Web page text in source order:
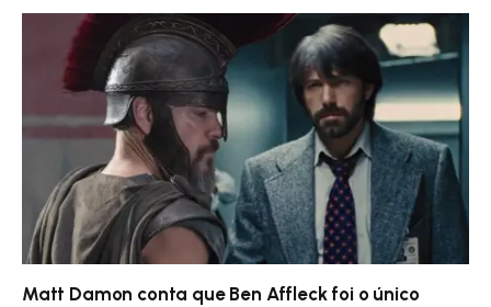
Matt Damon conta que Ben Affleck foi o único